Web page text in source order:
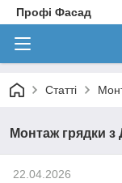
Профі Фасад
Статті
Монтаж грядки
22.04.2026